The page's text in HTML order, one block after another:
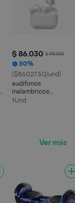
$ 86.030 $ 172.055
50%
($86027.50/und)
audifonos
inalambricos
cancelacion ruido
1Und
Ver más